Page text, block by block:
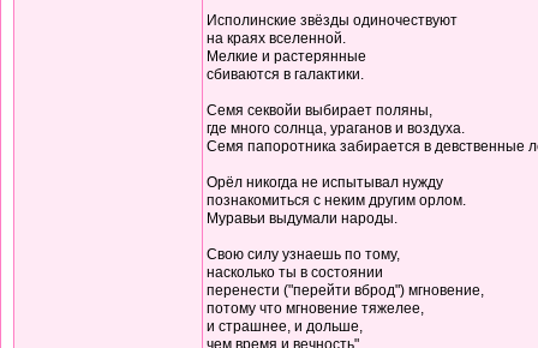
Исполинские звёзды одиночествуют
на краях вселенной.
Мелкие и растерянные
сбиваются в галактики.
Семя секвойи выбирает поляны,
где много солнца, ураганов и воздуха.
Семя папоротника забирается в девственные
Орёл никогда не испытывал нужду
познакомиться с неким другим орлом.
Муравьи выдумали народы.
Свою силу узнаешь по тому,
насколько ты в состоянии
перенести ("перейти вброд") мгновение,
потому что мгновение тяжелее,
и страшнее, и дольше,
чем время и вечность"